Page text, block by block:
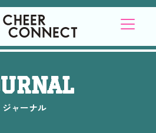
ジャーナル